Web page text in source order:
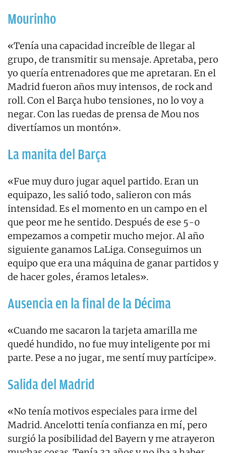
Mourinho
«Tenía una capacidad increíble de llegar al
grupo, de transmitir su mensaje. Apretaba, pero
yo quería entrenadores que me apretaran. En el
Madrid fueron años muy intensos, de rock and
roll. Con el Barça hubo tensiones, no lo voy a
negar. Con las ruedas de prensa de Mou nos
divertíamos un montón».
La manita del Barça
«Fue muy duro jugar aquel partido. Eran un
equipazo, les salió todo, salieron con más
intensidad. Es el momento en un campo en el
que peor me he sentido. Después de ese 5-0
empezamos a competir mucho mejor. Al año
siguiente ganamos LaLiga. Conseguimos un
equipo que era una máquina de ganar partidos y
de hacer goles, éramos letales».
Ausencia en la final de la Décima
«Cuando me sacaron la tarjeta amarilla me
quedé hundido, no fue muy inteligente por mi
parte. Pese a no jugar, me sentí muy partícipe».
Salida del Madrid
«No tenía motivos especiales para irme del
Madrid. Ancelotti tenía confianza en mí, pero
surgió la posibilidad del Bayern y me atrayeron